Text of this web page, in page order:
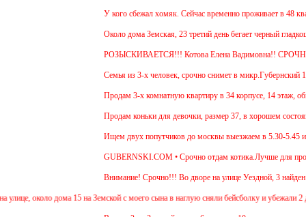
У кого сбежал хомяк. Сейчас временно проживает в 48
Около дома Земская, 23 третий день бегает черный
РОЗЫСКИВАЕТСЯ!!! Котова Елена Вадимовна!!
Семья из 3-х человек, срочно снимет в микр.Губернский 1
Продам 3-х комнатную квартиру в 34 корпусе, 14 этаж,
Продам коньки для девочки, размер 37, в хорошем
Ищем двух попутчиков до москвы выезжаем в 5.30-5.45 и
GUBERNSKI.COM • Срочно отдам котика.Лучше для
Внимание! Срочно!!! Во дворе на улице Уездной, 3 найден
около дома 15 на Земской с моего сына в наглую сняли бейсболку и убежали 2